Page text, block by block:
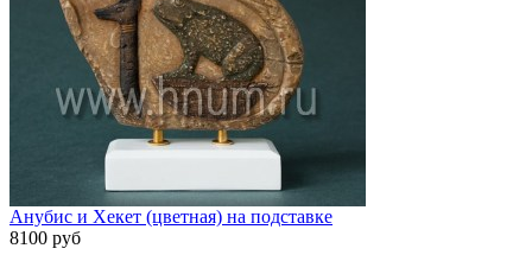
Анубис и Хекет (цветная) на подставке
8100 руб